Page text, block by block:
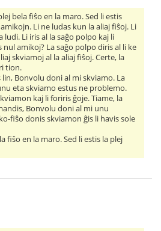
bela fiŝo en la maro. Sed li estis
Li ne ludas kun la aliaj fiŝoj. Li
ludi. Li iris al la saĝo polpo kaj li
nul amikoj? La saĝo polpo diris al li ke
skviamoj al la aliaj fiŝoj. Certe, la
tion.
Bonvolu doni al mi skviamo. La
eta skviamo estus ne problemo.
kaj li foriris ĝoje. Tiame, la
Bonvolu doni al mi unu
fiŝo donis skviamon ĝis li havis sole
fiŝo en la maro. Sed li estis la plej